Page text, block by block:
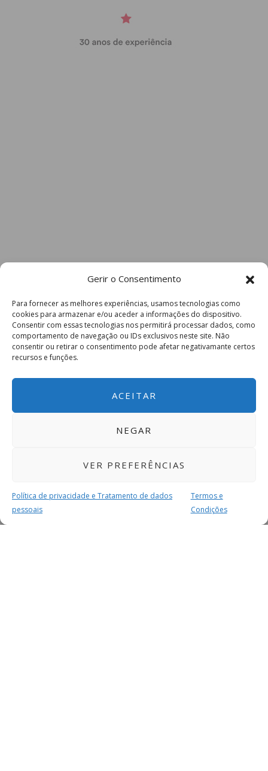
Gerir o Consentimento
Para fornecer as melhores experiências, usamos tecnologias como
cookies para armazenar e/ou aceder a informações do dispositivo.
Consentir com essas tecnologias nos permitirá processar dados, como
comportamento de navegação ou IDs exclusivos neste site. Não
consentir ou retirar o consentimento pode afetar negativamante certos
recursos e funções.
ACEITAR
NEGAR
VER PREFERÊNCIAS
Política de privacidade e Tratamento de dados
pessoais
Termos e
Condições